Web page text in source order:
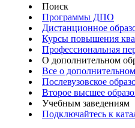
Поиск
Программы ДПО
Дистанционное
Курсы повышения
Профессиональная
О дополнительном
Все о
Послевузовское
Второе высшее
Учебным заведениям
Подключайтесь к